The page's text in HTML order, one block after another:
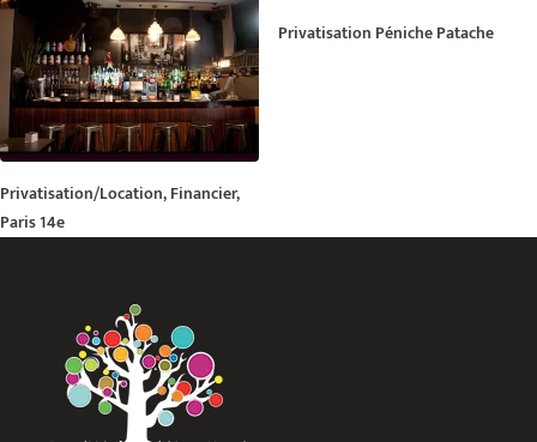
Privatisation/Location, Financier,
Paris 14e
Privatisation Péniche Patache